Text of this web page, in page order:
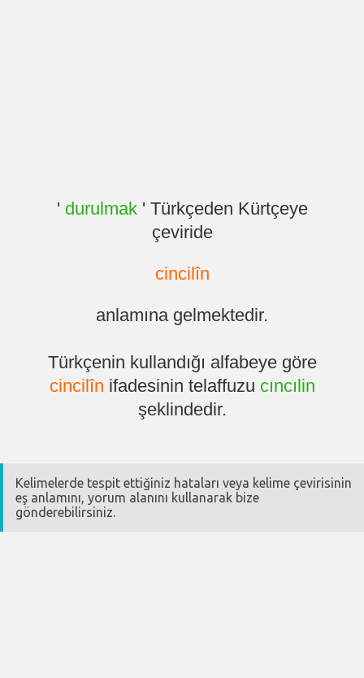
' durulmak' Türkçeden Kürtçeye
çeviride
cincilîn
anlamına gelmektedir.
Türkçenin kullandığı alfabeye göre
cincilîn ifadesinin telaffuzu cıncılin
şeklindedir.
Kelimelerde tespit ettiğiniz hataları veya kelime çevirisinin
eş anlamını, yorum alanını kullanarak bize
gönderebilirsiniz.